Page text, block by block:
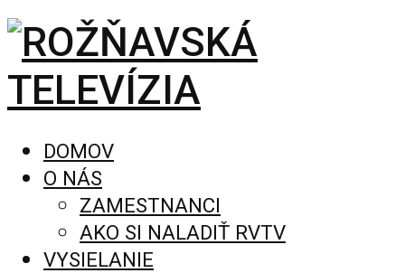
DOMOV
O NÁS
ZAMESTNANCI
AKO SI NALADIŤ RVTV
VYSIELANIE